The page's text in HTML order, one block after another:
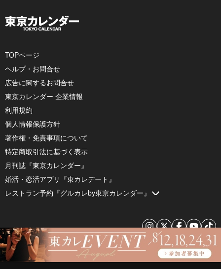
TOPページ
ヘルプ・お問合せ
広告に関するお問合せ
東京カレンダー 企業情報
利用規約
個人情報保護方針
著作権・免責事項について
特定商取引法に基づく表示
月刊誌『東京カレンダー』
婚活・恋活アプリ『東カレデート』
レストラン予約『グルカレby東京カレンダー』
© 2026 by Tokyo Calendar, Inc.